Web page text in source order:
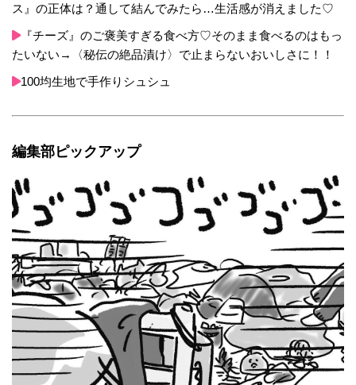
ス』の正体は？通して結んでみたら…生活感が消えました♡
『チーズ』のご褒美すぎる食べ方♡そのまま食べるのはもっ
たいない→〈秘伝の絶品漬け〉で止まらないおいしさに！！
100均生地で手作りシュシュ
編集部ピックアップ